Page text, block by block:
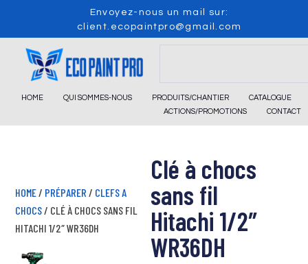
content
Envoyez-nous un mail sur:
client.ecopaintpro@gmail.com
HOME QUI SOMMES-NOUS PRODUITS/CHANTIER
CATALOGUE
ACTIONS/PROMOTIONS
CONTACT
Clé à chocs
sans fil
Hitachi 1/2″
WR36DH
HOME / PRÉPARER / CLEFS A
CHOCS / CLÉ À CHOCS SANS FIL
HITACHI 1/2″ WR36DH